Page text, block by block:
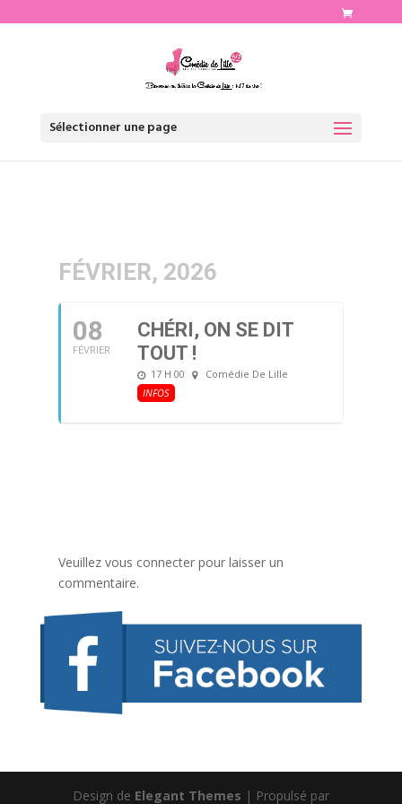
Sélectionner une page
FÉVRIER, 2026
08
FÉVRIER
CHÉRI, ON SE DIT
TOUT !
17 H 00
Comédie De Lille
INFOS
Veuillez vous connecter pour laisser un
commentaire.
Design de Elegant Themes | Propulsé par